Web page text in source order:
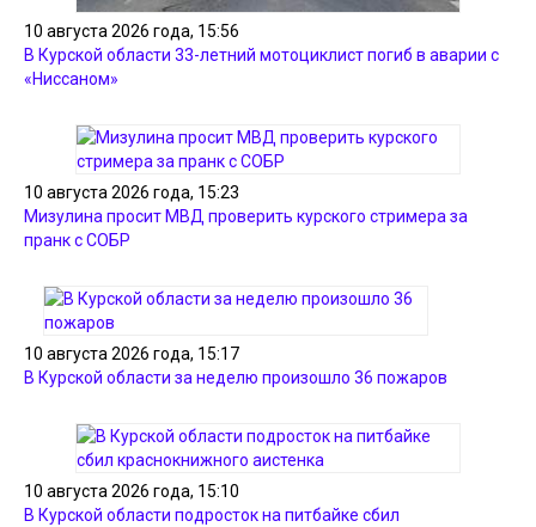
10 августа 2026 года, 15:56
В Курской области 33-летний мотоциклист погиб в аварии с
«Ниссаном»
10 августа 2026 года, 15:23
Мизулина просит МВД проверить курского стримера за
пранк с СОБР
10 августа 2026 года, 15:17
В Курской области за неделю произошло 36 пожаров
10 августа 2026 года, 15:10
В Курской области подросток на питбайке сбил